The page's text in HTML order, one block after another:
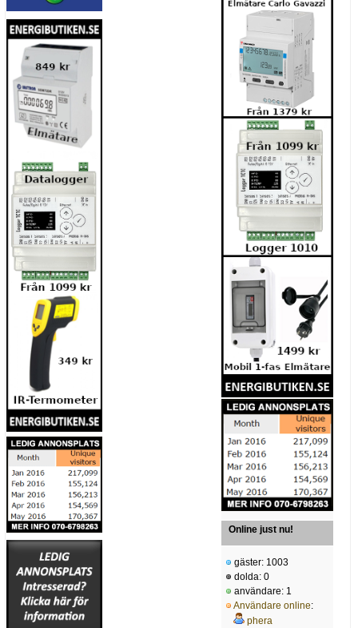
Online just nu!
gäster: 1003
dolda: 0
användare: 1
Användare online:
phera